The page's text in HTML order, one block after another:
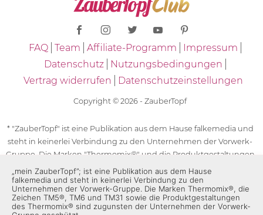
FAQ Team Affiliate-Programm
Impressum
Datenschutz
Nutzungsbedingungen
Vertrag widerrufen
Datenschutzeinstellungen
Copyright © 2026 - ZauberTopf
* "ZauberTopf" ist eine Publikation aus dem Hause falkemedia und
steht in keinerlei Verbindung zu den Unternehmen der Vorwerk-
Gruppe. Die Marken "Thermomix®" und die Produktgestaltungen
des "Thermomix®" sind eingetragene Marken der Unternehmen
der Vorwerk-Gruppe. Die Marken Thermomix®, die Zeichen TM5®,
TM6 und TM31 sowie die Produktgestaltungen des Thermomix®
sind zugunsten der Unternehmen der Vorwerk-Gruppe
„mein ZauberTopf”; ist eine Publikation aus dem Hause
falkemedia und steht in keinerlei Verbindung zu den
Unternehmen der Vorwerk-Gruppe. Die Marken Thermomix®, die
Zeichen TM5®, TM6 und TM31 sowie die Produktgestaltungen
des Thermomix® sind zugunsten der Unternehmen der Vorwerk-